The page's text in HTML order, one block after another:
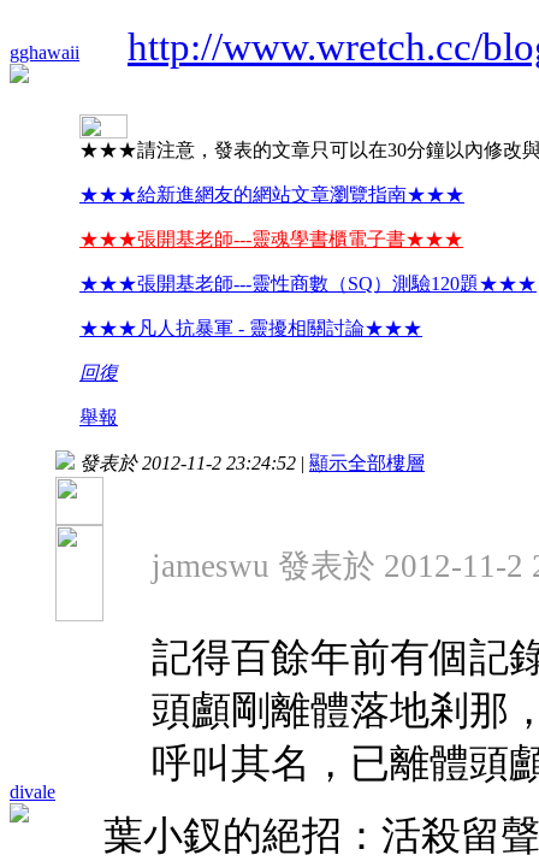
gghawaii http://www.wretch.cc/
★★★請注意，發表的文章只可以在30分鐘以內修
★★★給新進網友的網站文章瀏覽指南★★★
★★★張開基老師---靈魂學書櫃電子書★★★
★★★張開基老師---靈性商數（SQ）測驗120題★★★
★★★凡人抗暴軍 - 靈擾相關討論★★★
回復
舉報
divale
發表於 2012-11-2 23:24:52 | 顯示全部樓層
jameswu 發表於 2012-11-2
記得百餘年前有個記
頭顱剛離體落地剎那
呼叫其名，已離體頭
葉小釵的絕招：活殺留聲